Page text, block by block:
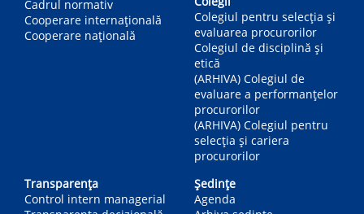
Cadrul normativ
Cooperare internațională
Cooperare națională
Colegiul pentru selecția și
evaluarea procurorilor
Colegiul de disciplină și
etică
(ARHIVA) Colegiul de
evaluare a performanțelor
procurorilor
(ARHIVA) Colegiul pentru
selecția și cariera
procurorilor
Transparența
Control intern managerial
Ședințe
Agenda